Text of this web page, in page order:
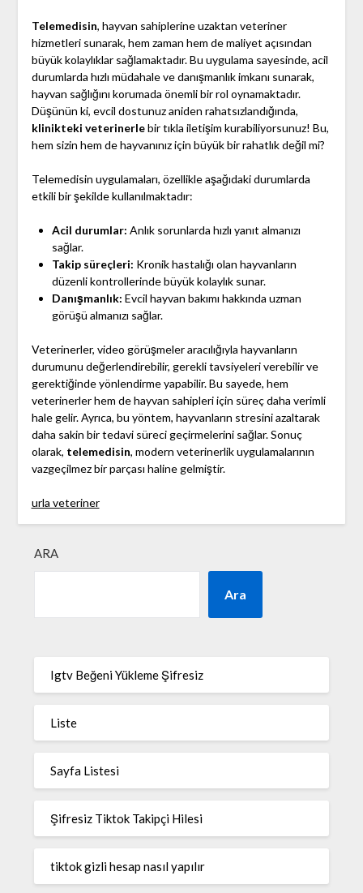
Telemedisin, hayvan sahiplerine uzaktan veteriner
hizmetleri sunarak, hem zaman hem de maliyet açısından
büyük kolaylıklar sağlamaktadır. Bu uygulama sayesinde, acil
durumlarda hızlı müdahale ve danışmanlık imkanı sunarak,
hayvan sağlığını korumada önemli bir rol oynamaktadır.
Düşünün ki, evcil dostunuz aniden rahatsızlandığında,
klinikteki veterinerlebir tıkla iletişim kurabiliyorsunuz! Bu,
hem sizin hem de hayvanınız için büyük bir rahatlık değil mi?
Telemedisin uygulamaları, özellikle aşağıdaki durumlarda
etkili bir şekilde kullanılmaktadır:
Acil durumlar: Anlık sorunlarda hızlı yanıt almanızı
sağlar.
Takip süreçleri: Kronik hastalığı olan hayvanların
düzenli kontrollerinde büyük kolaylık sunar.
Danışmanlık: Evcil hayvan bakımı hakkında uzman
görüşü almanızı sağlar.
Veterinerler, video görüşmeler aracılığıyla hayvanların
durumunu değerlendirebilir, gerekli tavsiyeleri verebilir ve
gerektiğinde yönlendirme yapabilir. Bu sayede, hem
veterinerler hem de hayvan sahipleri için süreç daha verimli
hale gelir. Ayrıca, bu yöntem, hayvanların stresini azaltarak
daha sakin bir tedavi süreci geçirmelerini sağlar. Sonuç
olarak, telemedisin, modern veterinerlik uygulamalarının
vazgeçilmez bir parçası haline gelmiştir.
urla veteriner
ARA
Ara
Igtv Beğeni Yükleme Şifresiz
Liste
Sayfa Listesi
Şifresiz Tiktok Takipçi Hilesi
tiktok gizli hesap nasıl yapılır